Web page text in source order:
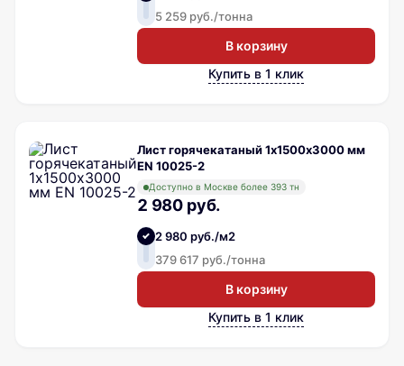
5 259 руб./тонна
В корзину
Купить в 1 клик
Лист горячекатаный 1х1500х3000 мм
EN 10025-2
Доступно в Москве более 393 тн
2 980 руб.
2 980 руб./м2
379 617 руб./тонна
В корзину
Купить в 1 клик